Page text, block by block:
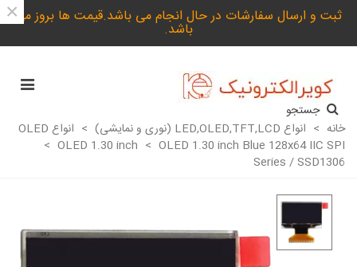
ثبت و ارسال سفارشات در حال انجام می باشد.قیمت ها بروز می
باشد.
×
جستجو
خانه > انواع LED,OLED,TFT,LCD (نوری و نمایشی) > انواع OLED
> OLED 1.30 inch > OLED 1.30 inch Blue 128x64 IIC SPI
Series / SSD1306